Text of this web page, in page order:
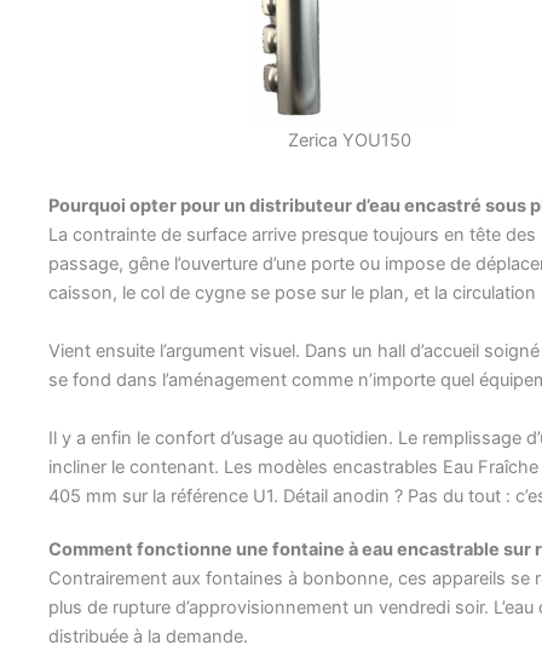
Zerica YOU150
Pourquoi opter pour un distributeur d’eau encastré sous
La contrainte de surface arrive presque toujours en tête
passage, gêne l’ouverture d’une porte ou impose de
caisson, le col de cygne se pose sur le plan, et la circulation
Vient ensuite l’argument visuel. Dans un hall d’accueil
se fond dans l’aménagement comme n’importe quel
Il y a enfin le confort d’usage au quotidien. Le remplissage
incliner le contenant. Les modèles encastrables Eau
405 mm sur la référence U1. Détail anodin ? Pas du tout :
Comment fonctionne une fontaine à eau encastrable sur
Contrairement aux fontaines à bonbonne, ces appareils se
plus de rupture d’approvisionnement un vendredi soir.
distribuée à la demande.